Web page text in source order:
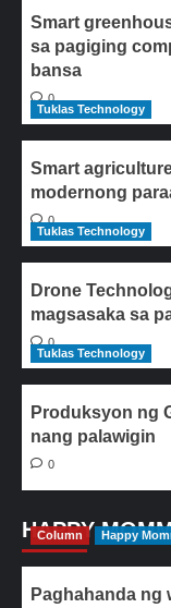
Smart
sa pagiging
bansa
0
Tuklas Technology
Smart
modernong
0
Tuklas Technology
Drone
magsasaka sa
0
Tuklas Technology
Produksyon ng
nang palawigin
0
HAPPY
Column Happy
Paghahanda ng